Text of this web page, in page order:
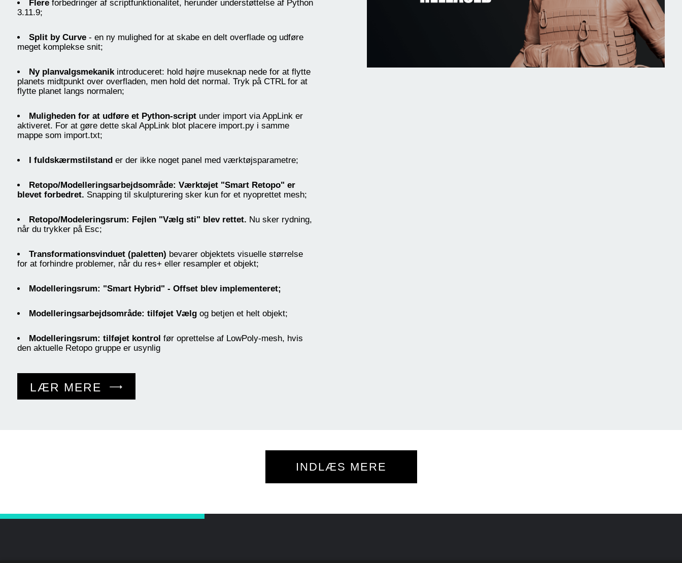
Flereforbedringer af scriptfunktionalitet, herunder understøttelse af Python
3.11.9;
Split by Curve- en ny mulighed for at skabe en delt overflade og udføre
meget komplekse snit;
Ny planvalgsmekanikintroduceret: hold højre museknap nede for at flytte
planets midtpunkt over overfladen, men hold det normal. Tryk på CTRL for at
flytte planet langs normalen;
Muligheden for at udføre et Python-scriptunder import via AppLink er
aktiveret. For at gøre dette skal AppLink blot placere import.py i samme
mappe som import.txt;
I fuldskærmstilstander der ikke noget panel med værktøjsparametre;
Retopo/Modelleringsarbejdsområde: Værktøjet "Smart Retopo" er
blevet forbedret. Snapping til skulpturering sker kun for et nyoprettet mesh;
Retopo/Modeleringsrum: Fejlen "Vælg sti" blev rettet. Nu sker rydning,
når du trykker på Esc;
Transformationsvinduet (paletten) bevarer objektets visuelle størrelse
for at forhindre problemer, når du res+ eller resampler et objekt;
Modelleringsrum: "Smart Hybrid" - Offset blev implementeret;
Modelleringsarbejdsområde: tilføjet Vælgog betjen et helt objekt;
Modelleringsrum: tilføjet kontrol før oprettelse af LowPoly-mesh, hvis
den aktuelle Retopo gruppe er usynlig
LÆR MERE
INDLÆS MERE